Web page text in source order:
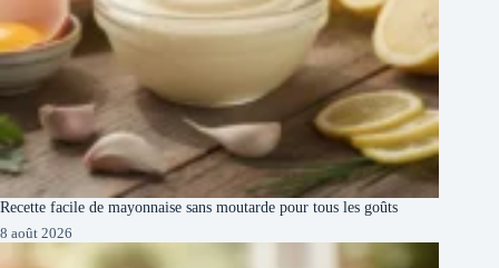
Recette facile de mayonnaise sans moutarde pour tous les goûts
8 août 2026